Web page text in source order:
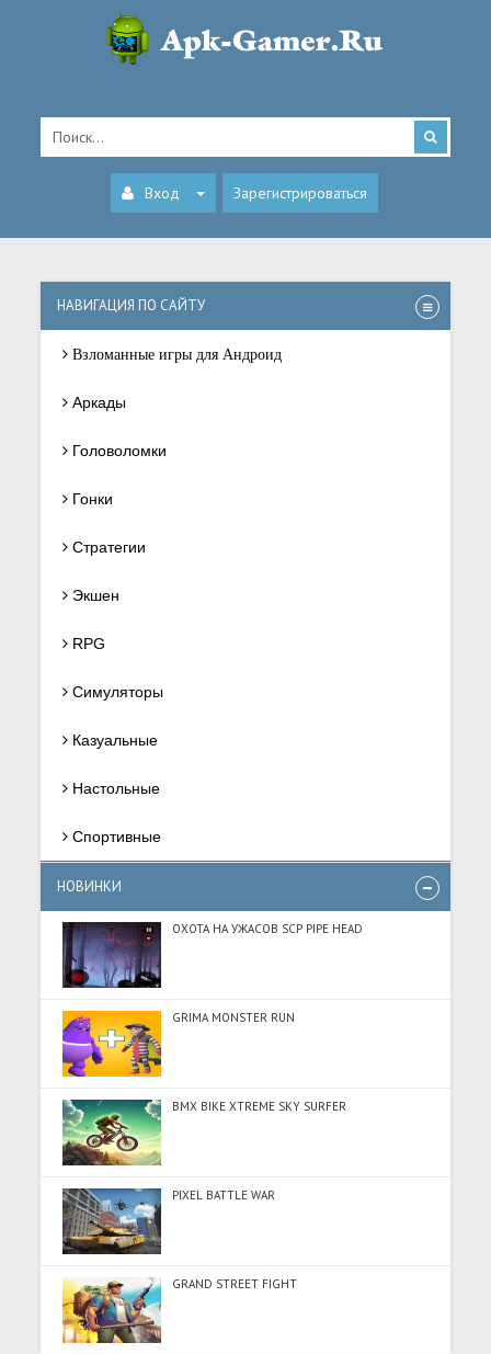
Вход Зарегистрироваться
НАВИГАЦИЯ ПО САЙТУ
Взломанные игры для Андроид
Аркады
Головоломки
Гонки
Стратегии
Экшен
RPG
Симуляторы
Казуальные
Настольные
Спортивные
НОВИНКИ
ОХОТА НА УЖАСОВ SCP PIPE HEAD
GRIMA MONSTER RUN
BMX BIKE XTREME SKY SURFER
PIXEL BATTLE WAR
GRAND STREET FIGHT